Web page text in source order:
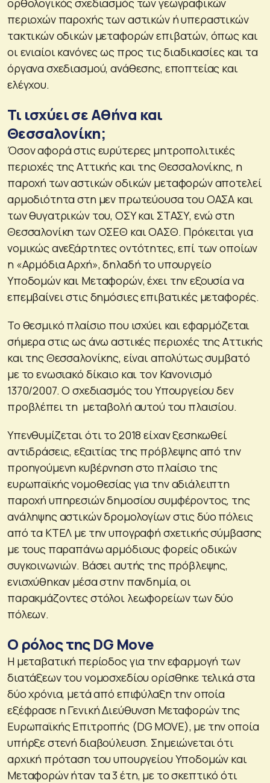
περιοχών παροχής των αστικών ή υπεραστικών
τακτικών οδικών μεταφορών επιβατών, όπως και
οι ενιαίοι κανόνες ως προς τις διαδικασίες και τα
όργανα σχεδιασμού, ανάθεσης, εποπτείας και
ελέγχου.
Τι ισχύει σε Αθήνα και
Θεσσαλονίκη;
Όσον αφορά στις ευρύτερες μητροπολιτικές
περιοχές της Αττικής και της Θεσσαλονίκης, η
παροχή των αστικών οδικών μεταφορών αποτελεί
αρμοδιότητα στη μεν πρωτεύουσα του ΟΑΣΑ και
των θυγατρικών του, ΟΣΥ και ΣΤΑΣΥ, ενώ στη
Θεσσαλονίκη των ΟΣΕΘ και ΟΑΣΘ. Πρόκειται για
νομικώς ανεξάρτητες οντότητες, επί των οποίων
η «Αρμόδια Αρχή», δηλαδή το υπουργείο
Υποδομών και Μεταφορών, έχει την εξουσία να
επεμβαίνει στις δημόσιες επιβατικές μεταφορές.
Το θεσμικό πλαίσιο που ισχύει και εφαρμόζεται
σήμερα στις ως άνω αστικές περιοχές της Αττικής
και της Θεσσαλονίκης, είναι απολύτως συμβατό
με το ενωσιακό δίκαιο και τον Κανονισμό
1370/2007. Ο σχεδιασμός του Υπουργείου δεν
προβλέπει τη μεταβολή αυτού του πλαισίου.
Υπενθυμίζεται ότι το 2018 είχαν ξεσηκωθεί
αντιδράσεις, εξαιτίας της πρόβλεψης από την
προηγούμενη κυβέρνηση στο πλαίσιο της
ευρωπαϊκής νομοθεσίας για την αδιάλειπτη
παροχή υπηρεσιών δημοσίου συμφέροντος, της
ανάληψης αστικών δρομολογίων στις δύο πόλεις
από τα ΚΤΕΛ με την υπογραφή σχετικής σύμβασης
με τους παραπάνω αρμόδιους φορείς οδικών
συγκοινωνιών. Βάσει αυτής της πρόβλεψης,
ενισχύθηκαν μέσα στην πανδημία, οι
παρακμάζοντες στόλοι λεωφορείων των δύο
πόλεων.
Ο ρόλος της DG Move
Η μεταβατική περίοδος για την εφαρμογή των
διατάξεων του νομοσχεδίου ορίσθηκε τελικά στα
δύο χρόνια, μετά από επιφύλαξη την οποία
εξέφρασε η Γενική Διεύθυνση Μεταφορών της
Ευρωπαϊκής Επιτροπής (DG MOVE), με την οποία
υπήρξε στενή διαβούλευση. Σημειώνεται ότι
αρχική πρόταση του υπουργείου Υποδομών και
Μεταφορών ήταν τα 3 έτη, με το σκεπτικό ότι